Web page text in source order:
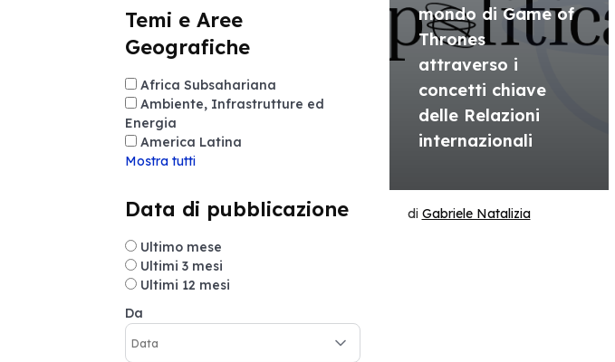
Temi e Aree
Geografiche
Africa Subsahariana
Ambiente, Infrastrutture ed
Energia
America Latina
Mostra tutti
Data di pubblicazione
Ultimo mese
Ultimi 3 mesi
Ultimi 12 mesi
Da
mondo di Game of
Thrones
attraverso i
concetti chiave
delle Relazioni
internazionali
di Gabriele Natalizia